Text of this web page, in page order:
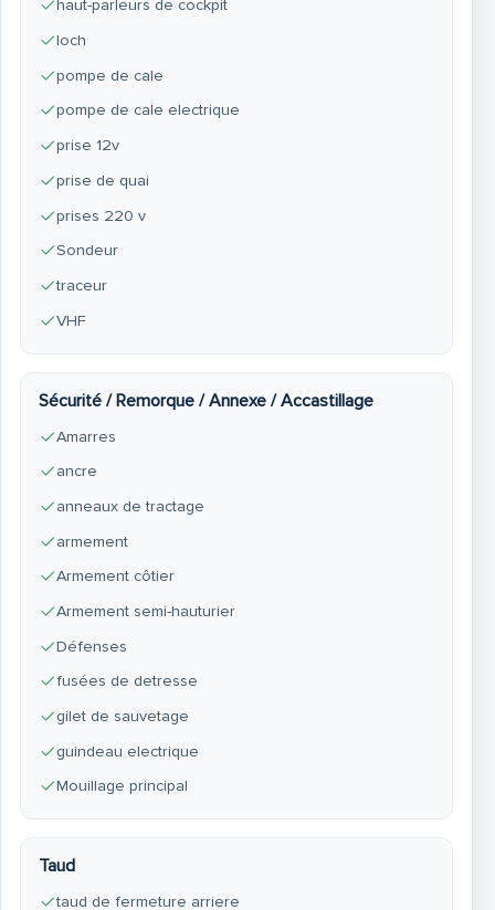
haut-parleurs de cockpit
loch
pompe de cale
pompe de cale electrique
prise 12v
prise de quai
prises 220 v
Sondeur
traceur
VHF
Sécurité / Remorque / Annexe / Accastillage
Amarres
ancre
anneaux de tractage
armement
Armement côtier
Armement semi-hauturier
Défenses
fusées de detresse
gilet de sauvetage
guindeau electrique
Mouillage principal
Taud
taud de fermeture arriere